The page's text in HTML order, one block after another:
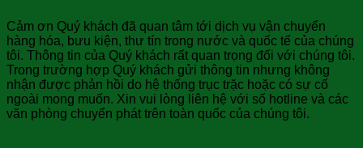
Cảm ơn Quý khách đã quan tâm tới dịch vụ vận chuyển
hàng hóa, bưu kiện, thư tín trong nước và quốc tế của chúng
tôi. Thông tin của Quý khách rất quan trọng đối với chúng tôi.
Trong trường hợp Quý khách gửi thông tin nhưng không
nhận được phản hồi do hệ thống trục trặc hoặc có sự cố
ngoài mong muốn. Xin vui lòng liên hệ với số hotline và các
văn phòng chuyển phát trên toàn quốc của chúng tôi.